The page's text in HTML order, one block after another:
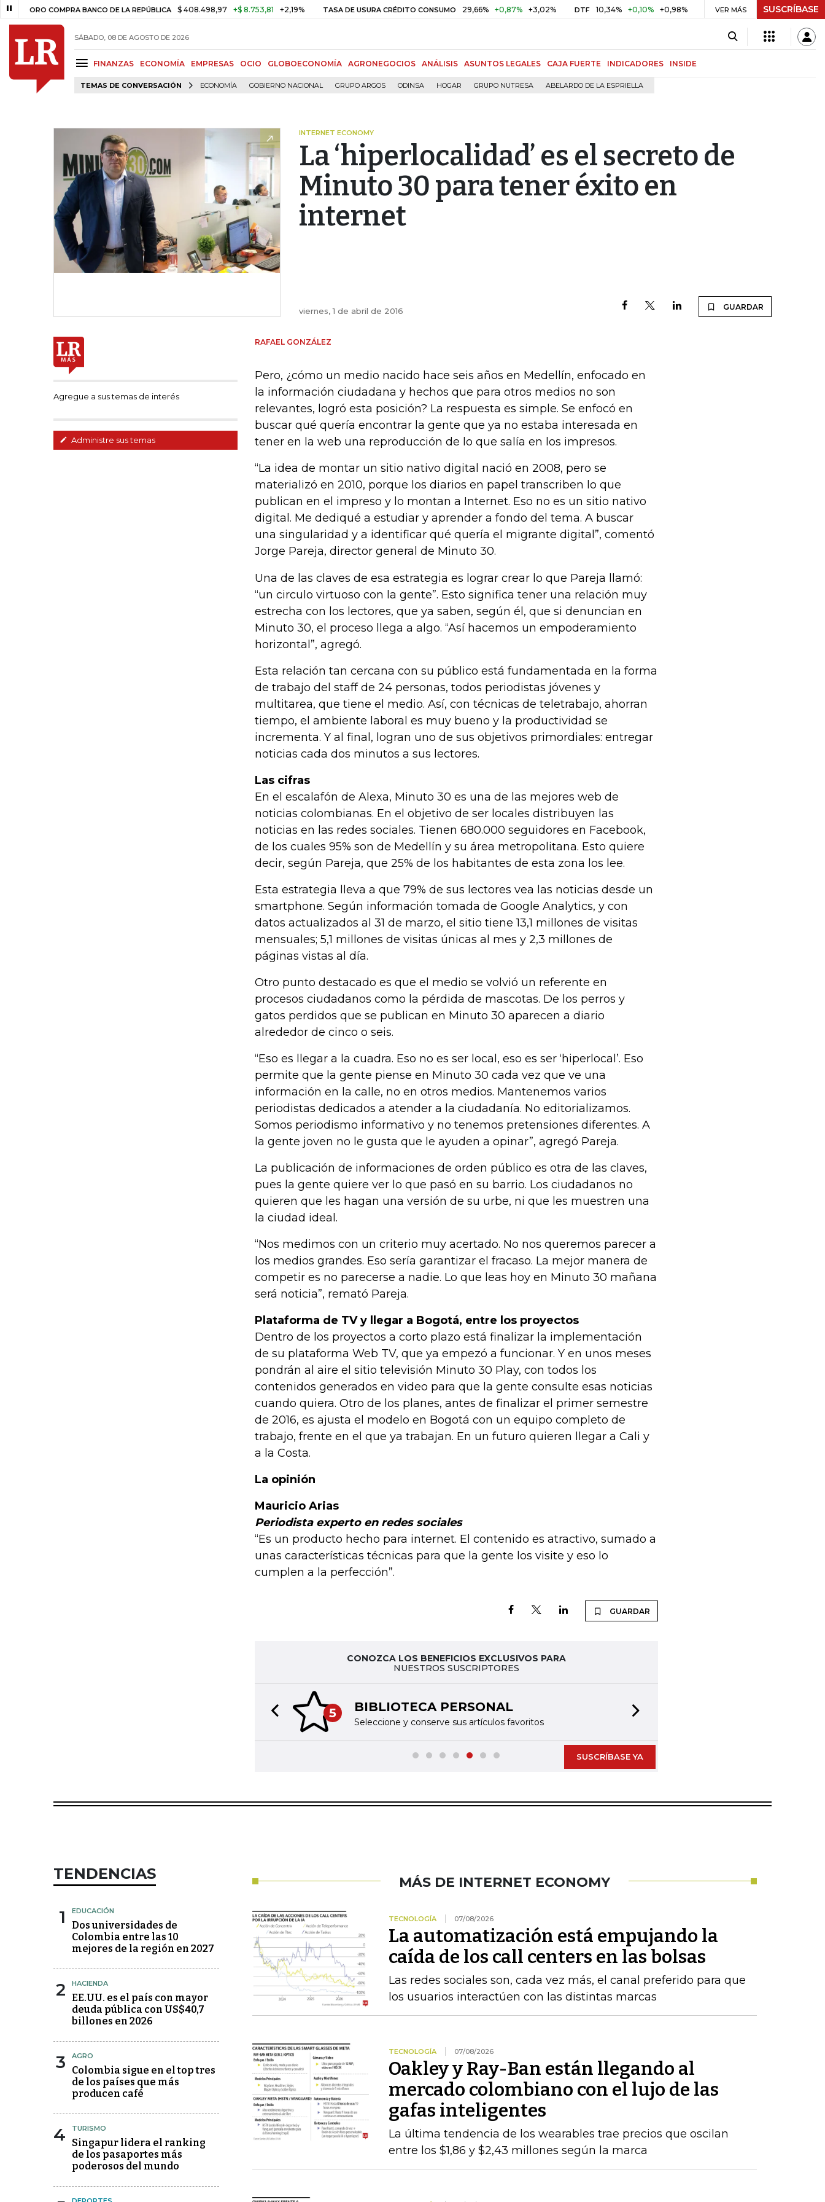
COMPRA BANCO DE LA REPÚBLICA $ 408.498,97 +$ 8.753,81 +2,19% TASA DE USURA CRÉDITO CONSUMO 29,66% +0,87% +3,02% DTF 10,34% +0,10% +0,98% UVR $ 417,01 +$ 0,05 +0,01%
VER MÁS SUSCRÍBASE
SÁBADO, 08 DE AGOSTO DE 2026
FINANZAS ECONOMÍA EMPRESAS OCIO GLOBOECONOMÍA AGRONEGOCIOS ANÁLISIS ASUNTOS LEGALES CAJA FUERTE INDICADORES INSIDE
TEMAS DE CONVERSACIÓN ECONOMÍA GOBIERNO NACIONAL GRUPO ARGOS ODINSA HOGAR GRUPO NUTRESA ABELARDO DE LA ESPRIELLA
INTERNET ECONOMY
La ‘hiperlocalidad’ es el secreto de
Minuto 30 para tener éxito en
internet
viernes, 1 de abril de 2016 GUARDAR
Agregue a sus temas de interés
Administre sus temas
RAFAEL GONZÁLEZ
Pero, ¿cómo un medio nacido hace seis años en Medellín, enfocado en
la información ciudadana y hechos que para otros medios no son
relevantes, logró esta posición? La respuesta es simple. Se enfocó en
buscar qué quería encontrar la gente que ya no estaba interesada en
tener en la web una reproducción de lo que salía en los impresos.
“La idea de montar un sitio nativo digital nació en 2008, pero se
materializó en 2010, porque los diarios en papel transcriben lo que
publican en el impreso y lo montan a Internet. Eso no es un sitio nativo
digital. Me dediqué a estudiar y aprender a fondo del tema. A buscar
una singularidad y a identificar qué quería el migrante digital”, comentó
Jorge Pareja, director general de Minuto 30.
Una de las claves de esa estrategia es lograr crear lo que Pareja llamó:
“un circulo virtuoso con la gente”. Esto significa tener una relación muy
estrecha con los lectores, que ya saben, según él, que si denuncian en
Minuto 30, el proceso llega a algo. “Así hacemos un empoderamiento
horizontal”, agregó.
Esta relación tan cercana con su público está fundamentada en la forma
de trabajo del staff de 24 personas, todos periodistas jóvenes y
multitarea, que tiene el medio. Así, con técnicas de teletrabajo, ahorran
tiempo, el ambiente laboral es muy bueno y la productividad se
incrementa. Y al final, logran uno de sus objetivos primordiales: entregar
noticias cada dos minutos a sus lectores.
Las cifras
En el escalafón de Alexa, Minuto 30 es una de las mejores web de
noticias colombianas. En el objetivo de ser locales distribuyen las
noticias en las redes sociales. Tienen 680.000 seguidores en Facebook,
de los cuales 95% son de Medellín y su área metropolitana. Esto quiere
decir, según Pareja, que 25% de los habitantes de esta zona los lee.
Esta estrategia lleva a que 79% de sus lectores vea las noticias desde un
smartphone. Según información tomada de Google Analytics, y con
datos actualizados al 31 de marzo, el sitio tiene 13,1 millones de visitas
mensuales; 5,1 millones de visitas únicas al mes y 2,3 millones de
páginas vistas al día.
Otro punto destacado es que el medio se volvió un referente en
procesos ciudadanos como la pérdida de mascotas. De los perros y
gatos perdidos que se publican en Minuto 30 aparecen a diario
alrededor de cinco o seis.
“Eso es llegar a la cuadra. Eso no es ser local, eso es ser ‘hiperlocal’. Eso
permite que la gente piense en Minuto 30 cada vez que ve una
información en la calle, no en otros medios. Mantenemos varios
periodistas dedicados a atender a la ciudadanía. No editorializamos.
Somos periodismo informativo y no tenemos pretensiones diferentes. A
la gente joven no le gusta que le ayuden a opinar”, agregó Pareja.
La publicación de informaciones de orden público es otra de las claves,
pues la gente quiere ver lo que pasó en su barrio. Los ciudadanos no
quieren que les hagan una versión de su urbe, ni que les muestren una
la ciudad ideal.
“Nos medimos con un criterio muy acertado. No nos queremos parecer a
los medios grandes. Eso sería garantizar el fracaso. La mejor manera de
competir es no parecerse a nadie. Lo que leas hoy en Minuto 30 mañana
será noticia”, remató Pareja.
Plataforma de TV y llegar a Bogotá, entre los proyectos
Dentro de los proyectos a corto plazo está finalizar la implementación
de su plataforma Web TV, que ya empezó a funcionar. Y en unos meses
pondrán al aire el sitio televisión Minuto 30 Play, con todos los
contenidos generados en video para que la gente consulte esas noticias
cuando quiera. Otro de los planes, antes de finalizar el primer semestre
de 2016, es ajusta el modelo en Bogotá con un equipo completo de
trabajo, frente en el que ya trabajan. En un futuro quieren llegar a Cali y
a la Costa.
La opinión
Mauricio Arias
Periodista experto en redes sociales
“Es un producto hecho para internet. El contenido es atractivo, sumado a
unas características técnicas para que la gente los visite y eso lo
cumplen a la perfección”.
GUARDAR
CONOZCA LOS BENEFICIOS EXCLUSIVOS PARA
NUESTROS SUSCRIPTORES
5 BIBLIOTECA PERSONAL
Seleccione y conserve sus artículos favoritos
Previous slide
SUSCRÍBASE YA
TENDENCIAS
1 EDUCACIÓN
Dos universidades de
Colombia entre las 10
mejores de la región en 2027
2 HACIENDA
EE.UU. es el país con mayor
deuda pública con US$40,7
billones en 2026
3 AGRO
Colombia sigue en el top tres
de los países que más
producen café
4 TURISMO
Singapur lidera el ranking
de los pasaportes más
poderosos del mundo
MÁS DE INTERNET ECONOMY
TECNOLOGÍA 07/08/2026
La automatización está empujando la
caída de los call centers en las bolsas
Las redes sociales son, cada vez más, el canal preferido para que
los usuarios interactúen con las distintas marcas
TECNOLOGÍA 07/08/2026
Oakley y Ray-Ban están llegando al
mercado colombiano con el lujo de las
gafas inteligentes
La última tendencia de los wearables trae precios que oscilan
entre los $1,86 y $2,43 millones según la marca